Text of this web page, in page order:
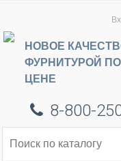
НОВОЕ
ФУРНИТУРОЙ
ЦЕНЕ
8-800-